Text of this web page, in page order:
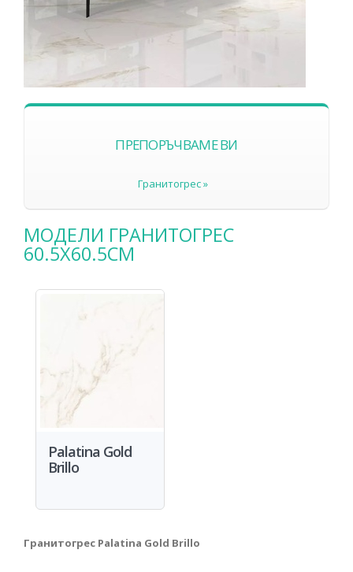
ПРЕПОРЪЧВАМЕ ВИ
Гранитогрес »
МОДЕЛИ ГРАНИТОГРЕС
60.5Х60.5СМ
Palatina Gold
Brillo
Гранитогрес Palatina Gold Brillo